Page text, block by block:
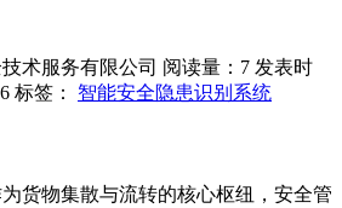
术服务有限公司 阅读量：7 发表时
标签： 智能安全隐患识别系统
货物集散与流转的核心枢纽，安全管